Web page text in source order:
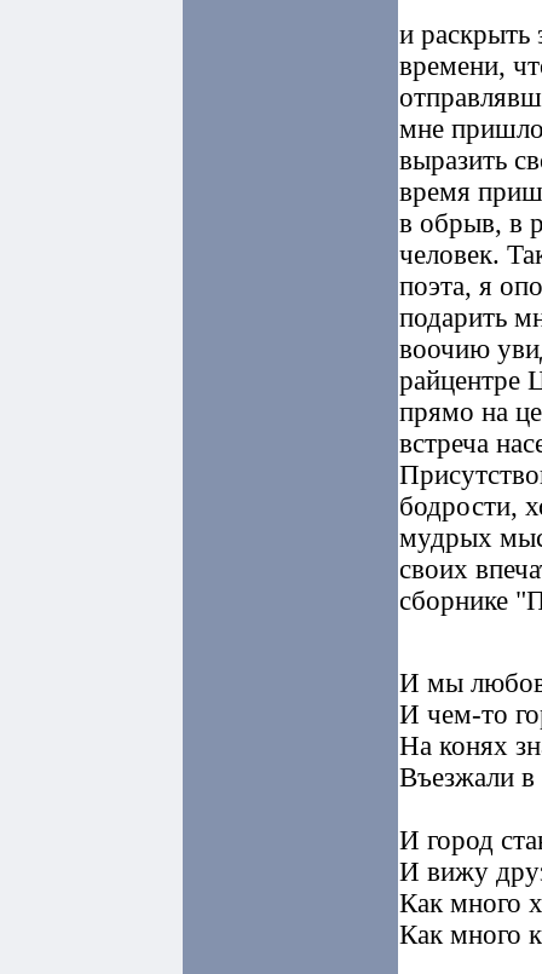
и раскрыть
времени,
мне
выразить
время
в обрыв, в
человек.
поэта, я
подарить
воочию
райцентре
прямо на
встреча
бодрости,
мудрых
своих
сборнике
И мы
И чем-то
На конях
Въезжали
И город
И вижу
Как много
Как много